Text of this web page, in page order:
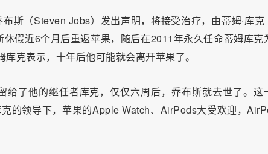
斯（Steven Jobs）发出声明，将接受治疗，由蒂姆·库克
假近6个月后重返苹果，随后在2011年永久任命蒂姆库克
克表示，十年后他可能就会离开苹果了。
了他的继任者库克，仅仅六周后，乔布斯就去世了。这
的领导下，苹果的Apple Watch、AirPods大受欢迎，